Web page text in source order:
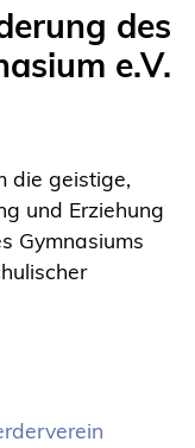
des
e.V.
die geistige,
und Erziehung
Gymnasiums